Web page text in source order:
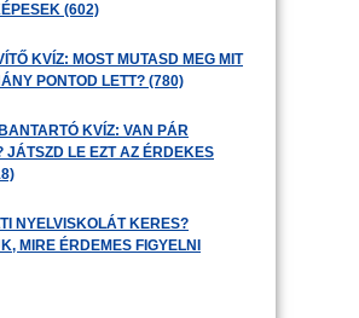
(602)
KVÍZ: MOST MUTASD MEG MIT
PONTOD LETT? (780)
KVÍZ: VAN PÁR
JÁTSZD LE EZT AZ ÉRDEKES
NYELVISKOLÁT KERES?
MIRE ÉRDEMES FIGYELNI